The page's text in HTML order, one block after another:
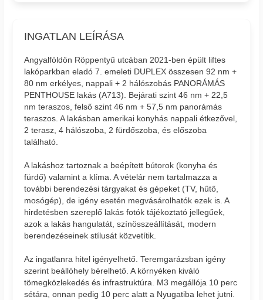
INGATLAN LEÍRÁSA
Angyalföldön Röppentyű utcában 2021-ben épült liftes
lakóparkban eladó 7. emeleti DUPLEX összesen 92 nm +
80 nm erkélyes, nappali + 2 hálószobás PANORÁMÁS
PENTHOUSE lakás (A713). Bejárati szint 46 nm + 22,5
nm teraszos, felső szint 46 nm + 57,5 nm panorámás
teraszos. A lakásban amerikai konyhás nappali étkezővel,
2 terasz, 4 hálószoba, 2 fürdőszoba, és előszoba
található.
A lakáshoz tartoznak a beépített bútorok (konyha és
fürdő) valamint a klíma. A vételár nem tartalmazza a
további berendezési tárgyakat és gépeket (TV, hűtő,
mosógép), de igény esetén megvásárolhatók ezek is. A
hirdetésben szereplő lakás fotók tájékoztató jellegűek,
azok a lakás hangulatát, színösszeállítását, modern
berendezéseinek stílusát közvetítik.
Az ingatlanra hitel igényelhető. Teremgarázsban igény
szerint beállóhely bérelhető. A környéken kiváló
tömegközlekedés és infrastruktúra. M3 megállója 10 perc
sétára, onnan pedig 10 perc alatt a Nyugatiba lehet jutni.